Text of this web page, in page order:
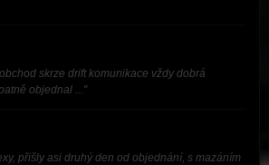
skrze drift komunikace vždy dobrá
objednal ..."
přišly asi druhý den od objednání, s mazáním